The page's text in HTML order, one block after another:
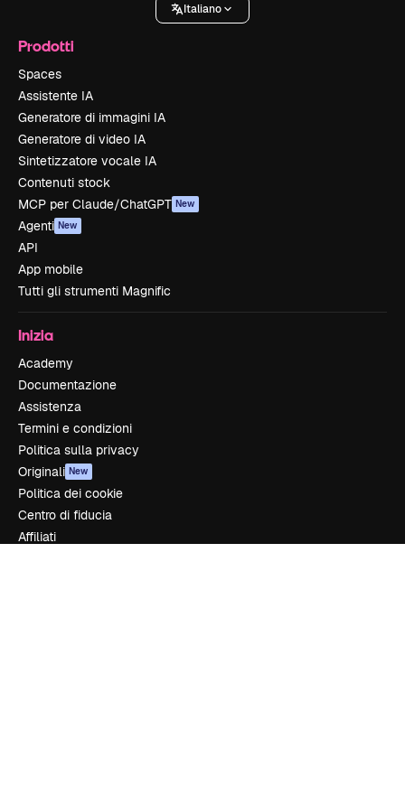
Italiano
Prodotti
Spaces
Assistente IA
Generatore di immagini IA
Generatore di video IA
Sintetizzatore vocale IA
Contenuti stock
MCP per Claude/ChatGPT New
Agenti New
API
App mobile
Tutti gli strumenti Magnific
Inizia
Academy
Documentazione
Assistenza
Termini e condizioni
Politica sulla privacy
Originali New
Politica dei cookie
Centro di fiducia
Affiliati